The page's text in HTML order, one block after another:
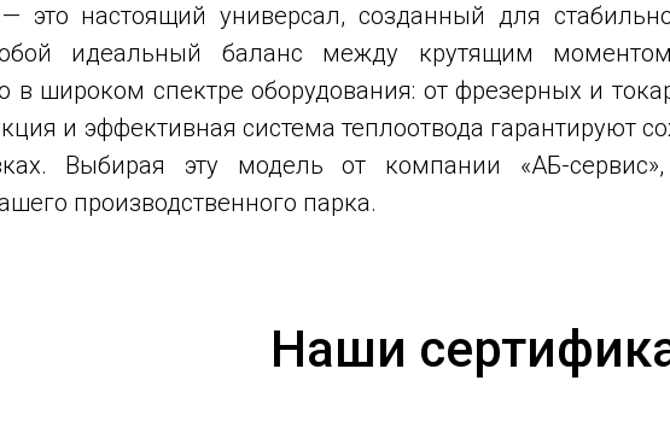
— это настоящий универсал, созданный для
идеальный баланс между крутящим
в широком спектре оборудования: от фрезерных и
и эффективная система теплоотвода гарантируют
Выбирая эту модель от компании «АБ-
производственного парка.
Наши